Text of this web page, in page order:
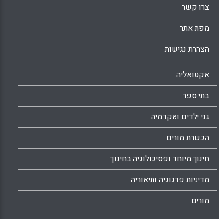
צרו קשר
מפת אתר
הצהרת נגישות
אקטואליה
בתי ספר
גני ילדים ואקדמיה
הכשרת מורים
חינוך מיוחד ופסיכולוגיה בחינוך
מדיניות פדגוגיה ותיאוריה
מורים